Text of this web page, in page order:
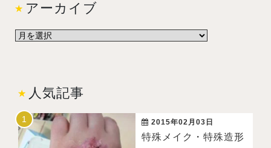
アーカイブ
人気記事
2015年02月03日
特殊メイク・特殊造形